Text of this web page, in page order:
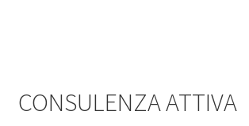
CONSULENZA ATTIVA